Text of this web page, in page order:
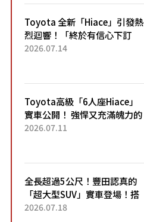
「三...
Toyota 全新「Hiace」引發熱
烈迴響！「終於有信心下訂
了！」「哪個等級交車最
車？...
2026.07.14
Toyota高級「6人座Hiace」
實車公開！ 強悍又充滿魄力的
「全黑設計」搭配特別「豪華
2026.07.11
全長超過5公尺！豐田認真的
「超大型SUV」實車登場！搭
載後輪也會轉向的「四輪轉
2026.07.18